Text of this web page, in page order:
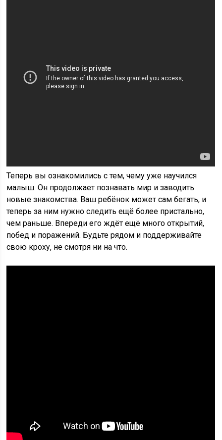
Теперь вы ознакомились с тем, чему уже научился
малыш. Он продолжает познавать мир и заводить
новые знакомства. Ваш ребёнок может сам бегать, и
теперь за ним нужно следить ещё более пристально,
чем раньше. Впереди его ждёт ещё много открытий,
побед и поражений. Будьте рядом и поддерживайте
свою кроху, не смотря ни на что.